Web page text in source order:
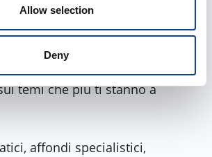
Allow selection
Deny
per te percorsi e
i diversi corsi per meglio
in una formazione
temi che più ti stanno a
affondi specialistici,